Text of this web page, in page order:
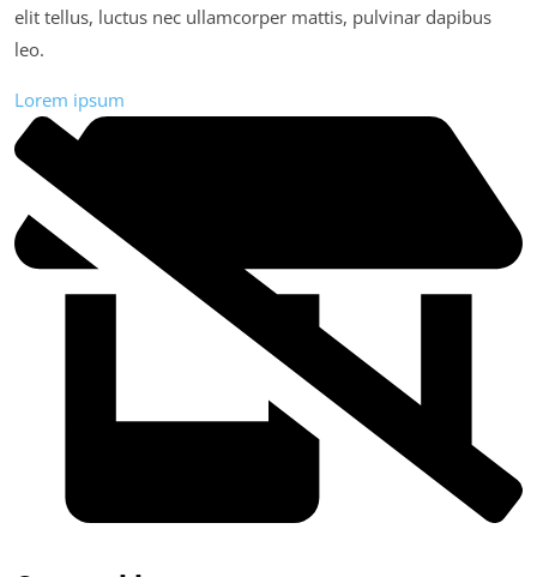
elit tellus, luctus nec ullamcorper mattis, pulvinar dapibus
leo.
Lorem ipsum